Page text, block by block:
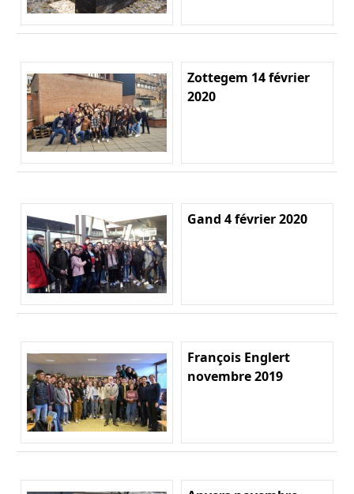
Zottegem 14 février
2020
Gand 4 février 2020
François Englert
novembre 2019